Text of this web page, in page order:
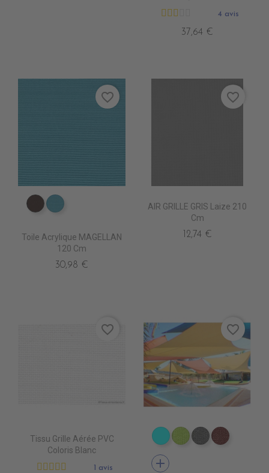
4 avis
37,64 €
PR067 CHESTNUST
PR0770 LAGON
Toile Acrylique MAGELLAN
120 Cm
30,98 €
favorite_border
AIR GRILLE GRIS Laize 210
Cm
12,74 €
favorite_border
Tissu Grille Aérée PVC
Coloris Blanc
1 avis
favorite_border
PS2050 CIEL
PS2110 SO GREEN
PS2030PS2080
add
favorite_border